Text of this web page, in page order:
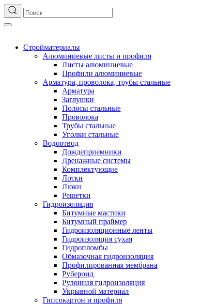
Стройматериалы
Алюминиевые листы и профиля
Листы алюминиевые
Профили алюминиевые
Арматура, проволока, трубы стальные
Арматура
Заглушки
Полосы стальные
Проволока
Трубы стальные
Уголки стальные
Водоотвод
Дождеприемники
Дренажные системы
Комплектующие
Лотки
Люки
Решетки
Гидроизоляция
Битумные мастики
Битумный праймер
Гидроизоляционные ленты
Гидроизоляция сухая
Гидропломбы
Обмазочная гидроизоляция
Профилированная мембрана
Рубероид
Рулонная гидроизоляция
Укрывной материал
Гипсокартон и профиля